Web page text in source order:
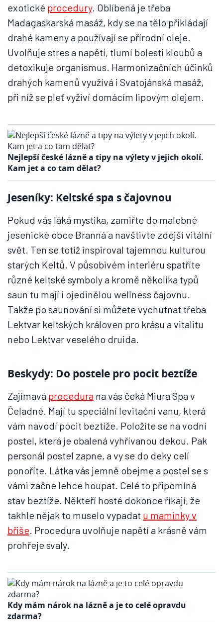
exotické procedury. Oblíbená je třeba
Madagaskarská masáž, kdy se na tělo přikládají
drahé kameny a používají se přírodní oleje.
Uvolňuje stres a napětí, tlumí bolesti kloubů a
detoxikuje organismus. Harmonizačních účinků
drahých kamenů využívá i Svatojánská masáž,
při níž se pleť vyživí domácím lipovým olejem.
Nejlepší české lázně a tipy na výlety v jejich okolí.
Kam jet a co tam dělat?
Jeseníky: Keltské spa s čajovnou
Pokud vás láká mystika, zamiřte do malebné
jesenické obce Branná a navštivte zdejší vitální
svět. Ten se totiž inspiroval tajemnou kulturou
starých Keltů. V působivém interiéru spatříte
různé keltské symboly a kromě několika typů
saun tu mají i ojedinělou wellness čajovnu.
Takže po saunování si můžete vychutnat třeba
Lektvar keltských královen pro krásu a vitalitu
nebo Lektvar veselého druida.
Beskydy: Do postele pro pocit beztíže
Zajímavá procedura na vás čeká Miura Spa v
Čeladné. Mají tu speciální levitační vanu, která
vám navodí pocit beztíže. Položíte se na vodní
postel, která je obalená vyhřívanou dekou. Pak
personál postel zapne, a vy se do deky celí
ponoříte. Látka vás jemně obejme a postel se s
vámi začne lehce houpat. Celé to připomíná
stav beztíže. Někteří hosté dokonce říkají, že
takhle nějak to muselo vypadat u maminky v
břiše. Procedura uvolňuje napětí a krásně vám
prohřeje svaly.
Kdy mám nárok na lázně a je to celé opravdu
zdarma?